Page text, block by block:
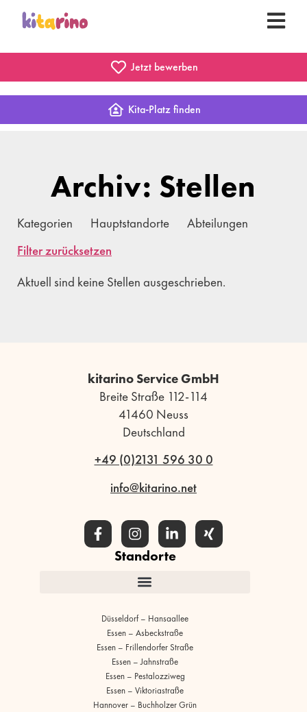
Jetzt bewerben
Kita-Platz finden
Archiv: Stellen
Kategorien Hauptstandorte
Abteilungen
Filter zurücksetzen
Aktuell sind keine Stellen ausgeschrieben.
kitarino Service GmbH
Breite Straße 112-114
41460 Neuss
Deutschland
+49 (0)2131 596 30 0
info@kitarino.net
Standorte
Düsseldorf – Hansaallee
Essen – Asbeckstraße
Essen – Frillendorfer Straße
Essen – Jahnstraße
Essen – Pestalozziweg
Essen – Viktoriastraße
Hannover – Buchholzer Grün